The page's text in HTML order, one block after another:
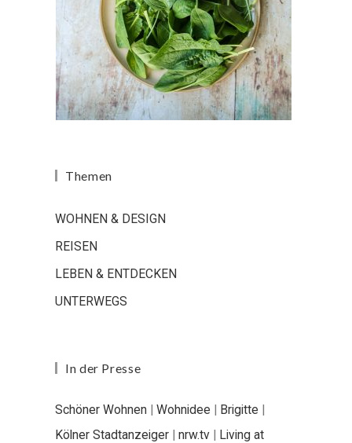
Themen
WOHNEN & DESIGN
REISEN
LEBEN & ENTDECKEN
UNTERWEGS
In der Presse
Schöner Wohnen | Wohnidee | Brigitte |
Kölner Stadtanzeiger | nrw.tv | Living at